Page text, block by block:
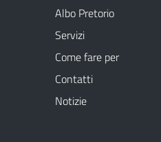
Albo Pretorio
Servizi
Come fare per
Contatti
Notizie